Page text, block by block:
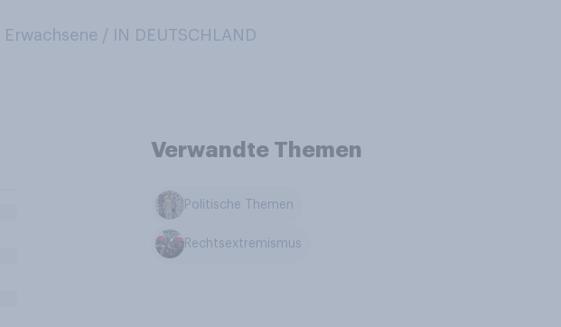
Erwachsene / IN DEUTSCHLAND
Verwandte Themen
Politische Themen
Rechtsextremismus